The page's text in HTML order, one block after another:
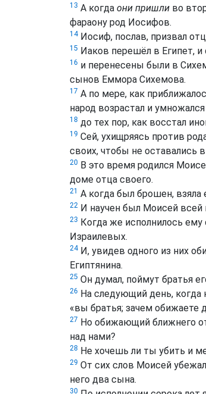
13 А когда они пришли во
фараону род Иосифов.
14Иосиф, послав, призвал
15 Иаков перешёл в Египет,
16 и перенесены были в
сынов Еммора Сихемова.
17 А по мере, как
народ возрастал и
18 до тех пор, как восстал
19 Сей, ухищряясь против
своих, чтобы не оставались
20 В это время родился
доме отца своего.
21 А когда был брошен, взяла
22 И научен был Моисей всей
23 Когда же исполнилось
Израилевых.
24И, увидев одного из них
Египтянина.
25 Он думал, поймут братья
26 На следующий день, когда
«вы братья; зачем обижаете
27 Но обижающий ближнего
над нами?
28 Не хочешь ли ты убить и
29 От сих слов Моисей
него два сына.
30